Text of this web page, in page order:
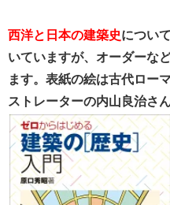
西洋と日本の建築史につい
いていますが、オーダーな
ます。表紙の絵は古代ロー
ストレーターの内山良治さん